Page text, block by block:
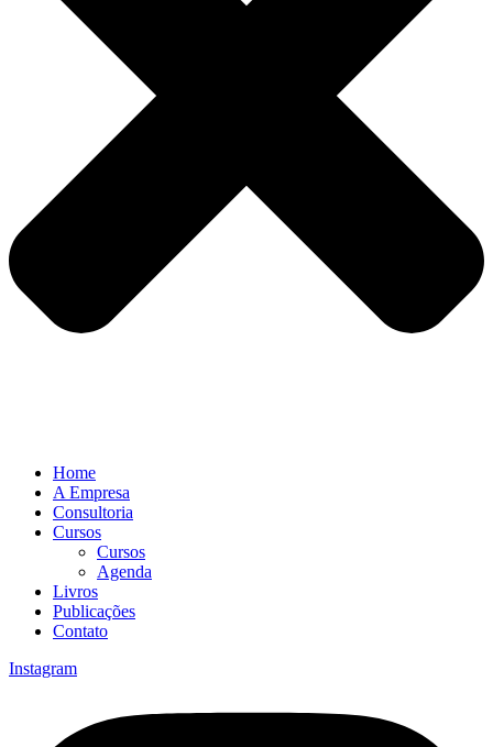
Home
A Empresa
Consultoria
Cursos
Cursos
Agenda
Livros
Publicações
Contato
Instagram